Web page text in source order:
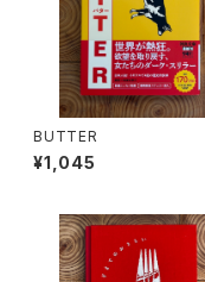
BUTTER
¥1,045